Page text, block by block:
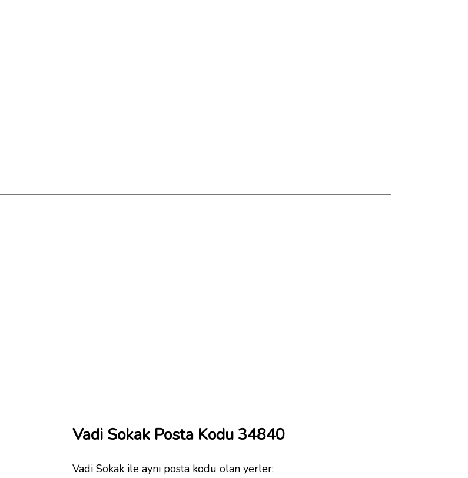
Vadi Sokak Posta Kodu 34840
Vadi Sokak ile aynı posta kodu olan yerler: